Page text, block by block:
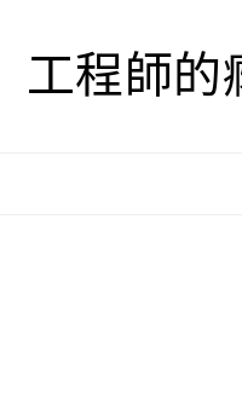
工程師的